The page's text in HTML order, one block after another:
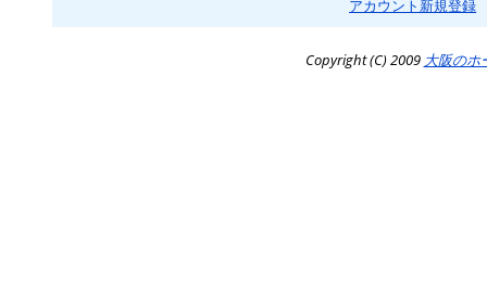
アカウント新規登録
Copyright (C) 2009 大阪のホ